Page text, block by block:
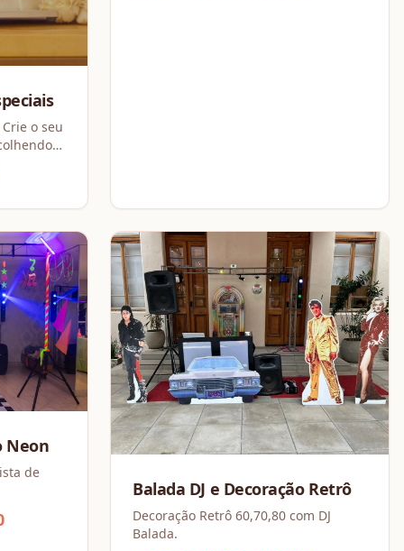
o seu
Neon
de
Balada DJ e Decoração Retrô
Decoração Retrô 60,70,80 com DJ
Balada.